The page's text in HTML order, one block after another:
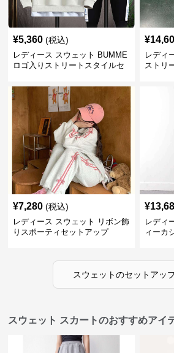
¥5,360 (税込)
レディース スウェット BUMME
ロゴ入りストリートスタイルセ
¥
レディ
ストリ
¥7,280 (税込)
レディース スウェット リボン飾
りスポーティセットアップ
¥
レディ
ィーカ
スウェットのセットアッ
スウェット スカートのおすすめアイ